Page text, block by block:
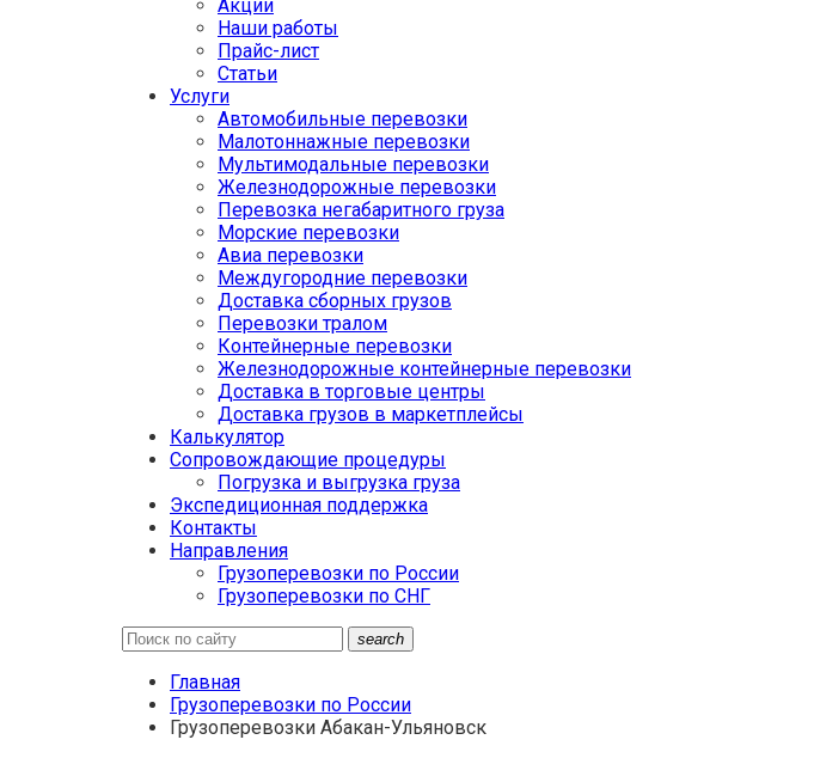
Акции
Наши работы
Прайс-лист
Статьи
Услуги
Автомобильные перевозки
Малотоннажные перевозки
Мультимодальные перевозки
Железнодорожные перевозки
Перевозка негабаритного груза
Морские перевозки
Авиа перевозки
Междугородние перевозки
Доставка сборных грузов
Перевозки тралом
Контейнерные перевозки
Железнодорожные контейнерные перевозки
Доставка в торговые центры
Доставка грузов в маркетплейсы
Калькулятор
Сопровождающие процедуры
Погрузка и выгрузка груза
Экспедиционная поддержка
Контакты
Направления
Грузоперевозки по России
Грузоперевозки по СНГ
search
Главная
Грузоперевозки по России
Грузоперевозки Абакан-Ульяновск